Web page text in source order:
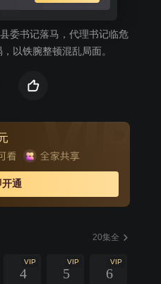
剧情
委书记落马，代理书记临危
以铁腕整顿混乱局面。
开通
20集全
VIP
4
VIP
5
VIP
6